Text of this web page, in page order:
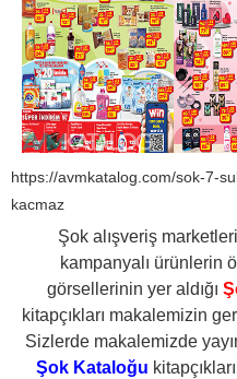
https://avmkatalog.com/sok-7-
kacmaz
Şok alışveriş
kampanyalı ürünlerin
görsellerinin yer aldığı
kitapçıkları makalemizin
Sizlerde makalemizde
Şok Kataloğu